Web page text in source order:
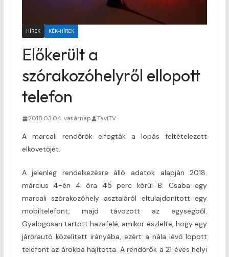
HÍREK KÉK-HÍREK
Előkerült a
szórakozóhelyről ellopott
telefon
2018.03.04. vasárnap TaviTV
A marcali rendőrök elfogták a lopás feltételezett
elkövetőjét.
A jelenleg rendelkezésre álló adatok alapján 2018.
március 4-én 4 óra 45 perc körül B. Csaba egy
marcali szórakozóhely asztaláról eltulajdonított egy
mobiltelefont, majd távozott az egységből.
Gyalogosan tartott hazafelé, amikor észlelte, hogy egy
járőrautó közelített irányába, ezért a nála lévő lopott
telefont az árokba hajította. A rendőrök a 21 éves helyi